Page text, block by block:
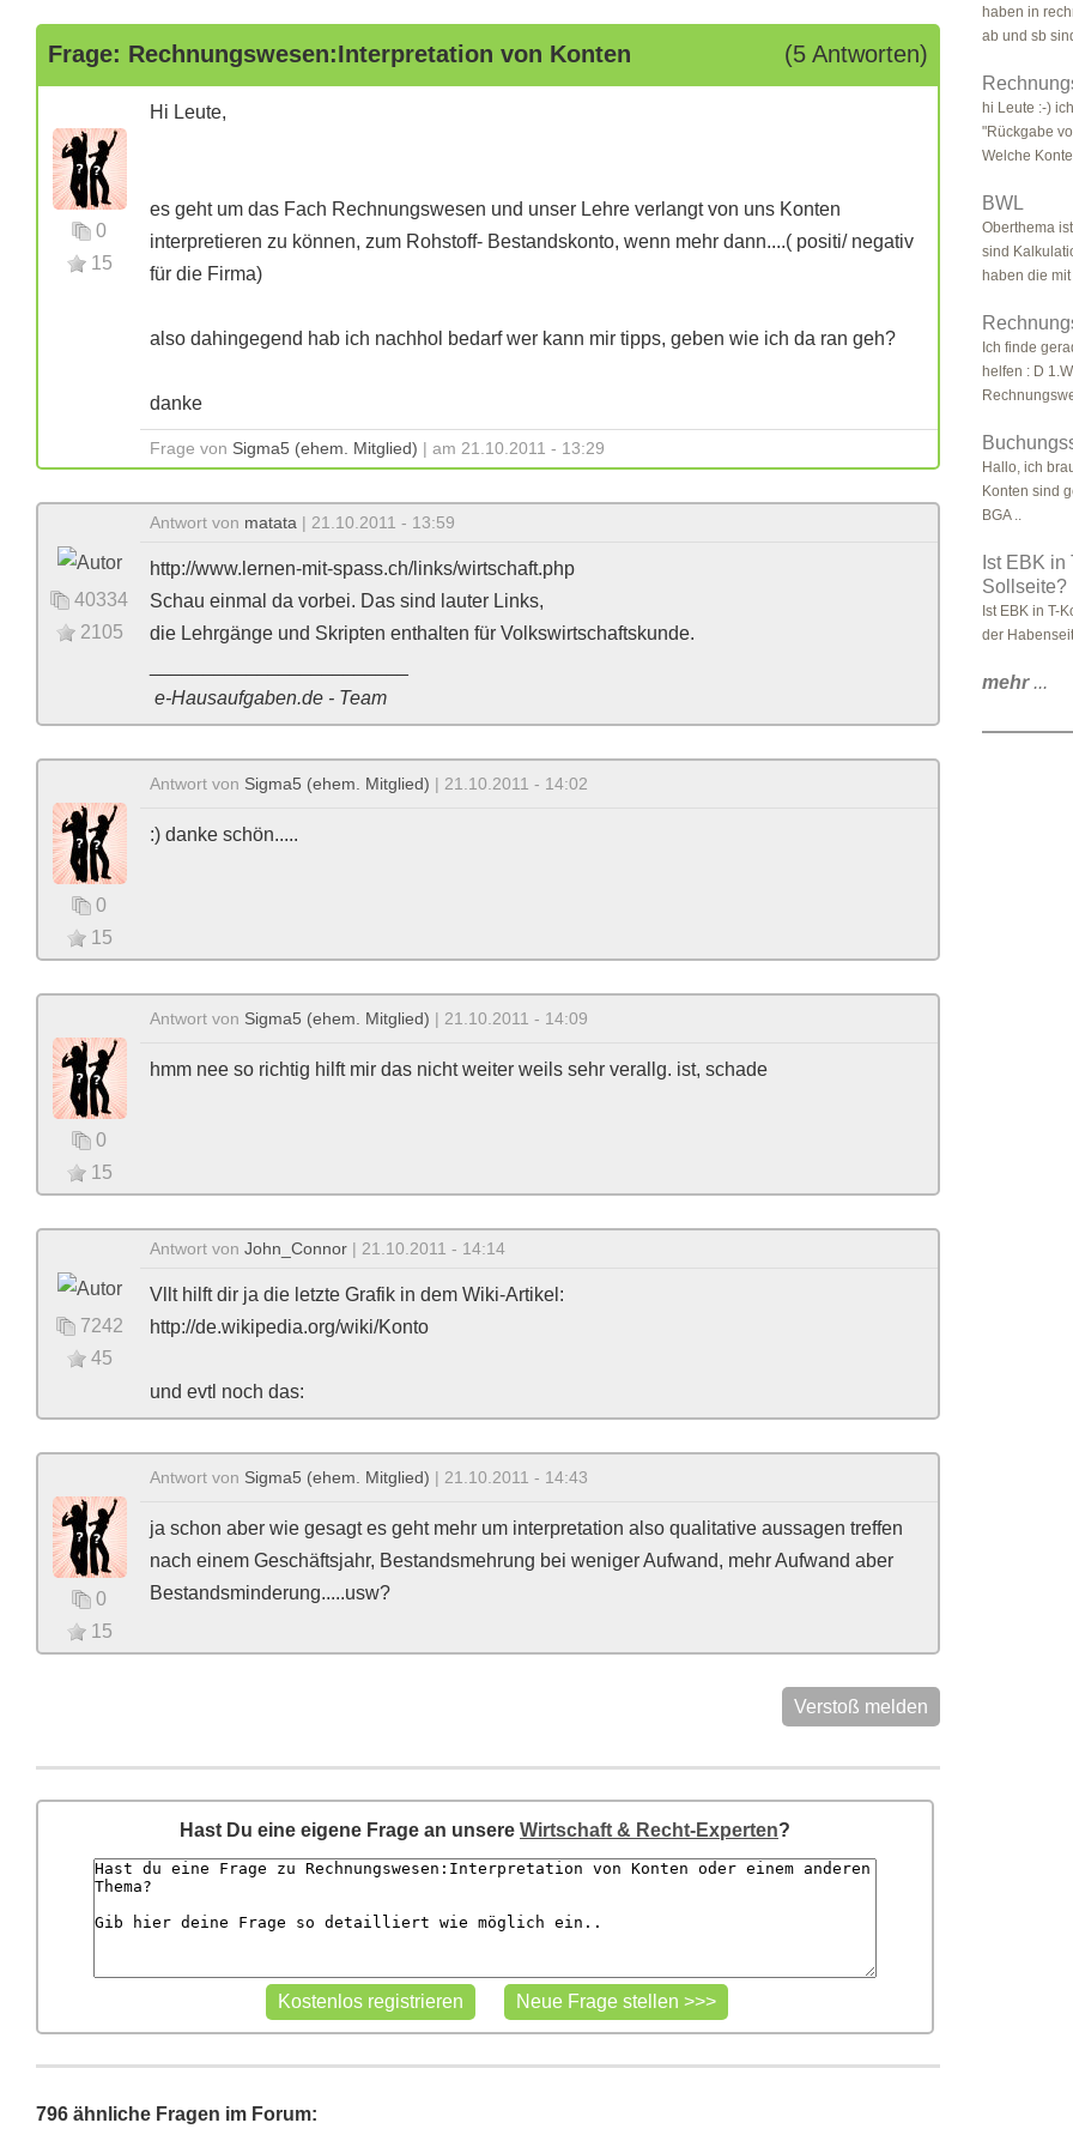
Frage: Rechnungswesen:Interpretation von Konten (5 Antworten)
0
15
Hi Leute,
es geht um das Fach Rechnungswesen und unser Lehre verlangt von uns Konten
interpretieren zu können, zum Rohstoff- Bestandskonto, wenn mehr dann....( positi/ negativ
für die Firma)
also dahingegend hab ich nachhol bedarf wer kann mir tipps, geben wie ich da ran geh?
danke
Frage von Sigma5 (ehem. Mitglied) | am 21.10.2011 - 13:29
40334
2105
Antwort von matata | 21.10.2011 - 13:59
http://www.lernen-mit-spass.ch/links/wirtschaft.php
Schau einmal da vorbei. Das sind lauter Links,
die Lehrgänge und Skripten enthalten für Volkswirtschaftskunde.
e-Hausaufgaben.de - Team
0
15
Antwort von Sigma5 (ehem. Mitglied) | 21.10.2011 - 14:02
:) danke schön.....
0
15
Antwort von Sigma5 (ehem. Mitglied) | 21.10.2011 - 14:09
hmm nee so richtig hilft mir das nicht weiter weils sehr verallg. ist, schade
7242
45
Antwort von John_Connor | 21.10.2011 - 14:14
Vllt hilft dir ja die letzte Grafik in dem Wiki-Artikel:
http://de.wikipedia.org/wiki/Konto
und evtl noch das:
0
15
Antwort von Sigma5 (ehem. Mitglied) | 21.10.2011 - 14:43
ja schon aber wie gesagt es geht mehr um interpretation also qualitative aussagen treffen
nach einem Geschäftsjahr, Bestandsmehrung bei weniger Aufwand, mehr Aufwand aber
Bestandsminderung.....usw?
Verstoß melden
Hast Du eine eigene Frage an unsere Wirtschaft & Recht-Experten?
796 ähnliche Fragen im Forum:
haben in
ab und sb
hi Leute :-)
"Rückgabe
Welche
BWL
Oberthema
sind
haben die mit
Ich finde
helfen : D
Hallo, ich
Konten sind
BGA ..
Ist EBK
Sollseite?
Ist EBK in T-
der
mehr...